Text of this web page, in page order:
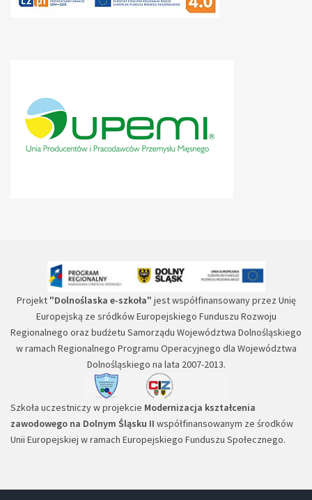
Projekt "Dolnoślaska e-szkoła" jest współfinansowany przez Unię
Europejską ze sródków Europejskiego Funduszu Rozwoju
Regionalnego oraz budżetu Samorządu Województwa Dolnośląskiego
w ramach Regionalnego Programu Operacyjnego dla Województwa
Dolnośląskiego na lata 2007-2013.
Szkoła uczestniczy w projekcie Modernizacja kształcenia
zawodowego na Dolnym Śląsku II współfinansowanym ze środków
Unii Europejskiej w ramach Europejskiego Funduszu Społecznego.